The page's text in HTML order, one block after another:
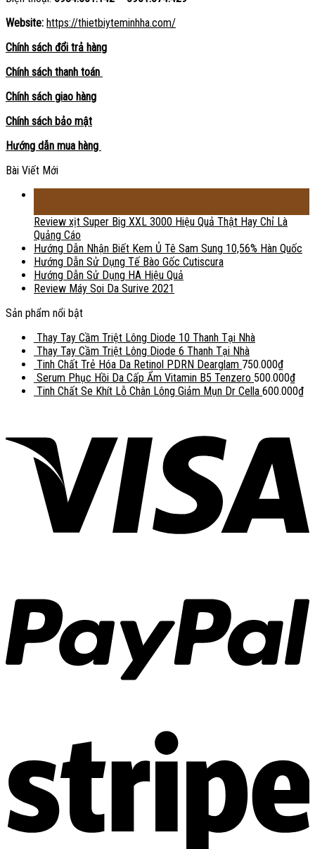
Website: https://thietbiyteminhha.com/
Chính sách đổi trả hàng
Chính sách thanh toán
Chính sách giao hàng
Chính sách bảo mật
Hướng dẫn mua hàng
Bài Viết Mới
Review xịt Super Big XXL 3000 Hiệu Quả Thật Hay Chỉ Là
Quảng Cáo
Hướng Dẫn Nhận Biết Kem Ủ Tê Sam Sung 10,56% Hàn Quốc
Hướng Dẫn Sử Dụng Tế Bào Gốc Cutiscura
Hướng Dẫn Sử Dụng HA Hiệu Quả
Review Máy Soi Da Surive 2021
Sản phẩm nổi bật
Thay Tay Cầm Triệt Lông Diode 10 Thanh Tại Nhà
Thay Tay Cầm Triệt Lông Diode 6 Thanh Tại Nhà
Tinh Chất Trẻ Hóa Da Retinol PDRN Dearglam 750.000₫
Serum Phục Hồi Da Cấp Ẩm Vitamin B5 Tenzero 500.000₫
Tinh Chất Se Khít Lỗ Chân Lông Giảm Mụn Dr Cella 600.000₫